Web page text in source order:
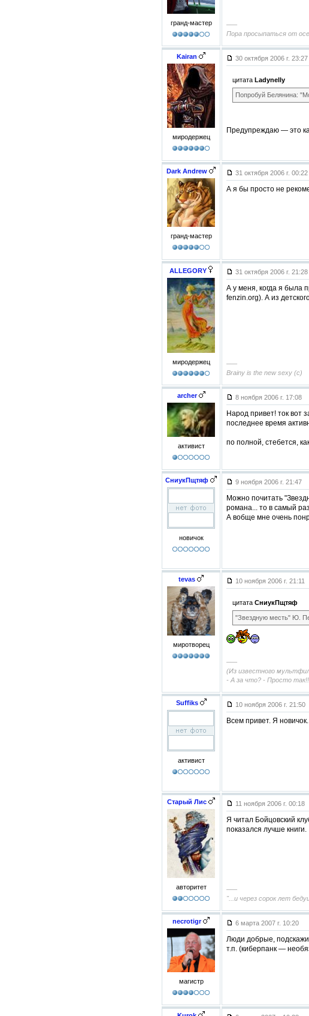
гранд-мастер
–––
Пора просыпаться от
Kairan
миродержец
30 октября 2006 г. 23:27
цитата Ladynelly
Попробуй Белянина:
Предупреждаю — это
Dark Andrew
гранд-мастер
31 октября 2006 г. 00:22
А я бы просто не
ALLEGORY
миродержец
31 октября 2006 г. 21:28
А у меня, когда я была
fenzin.org). А из
–––
Brainy is the new sexy (c)
archer
активист
8 ноября 2006 г. 17:08
Народ привет! ток вот
последнее время
по полной, стебется,
СниукПщтяф
новичок
9 ноября 2006 г. 21:47
Можно почитать
романа... то в самый
А вобще мне очень
tevas
миротворец
10 ноября 2006 г. 21:11
цитата СниукПщтяф
"Звездную месть" Ю.
–––
(Из известного
- А за что? - Просто
Suffiks
активист
10 ноября 2006 г. 21:50
Всем привет. Я
Старый Лис
авторитет
11 ноября 2006 г. 00:18
Я читал Бойцовский
показался лучше книги.
–––
"...и через сорок лет
necrotigr
магистр
6 марта 2007 г. 10:20
Люди добрые,
т.п. (киберпанк —